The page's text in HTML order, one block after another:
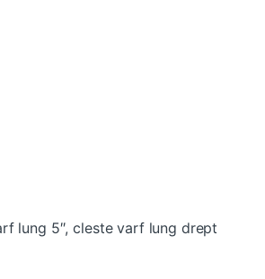
lung 5″, cleste varf lung drept